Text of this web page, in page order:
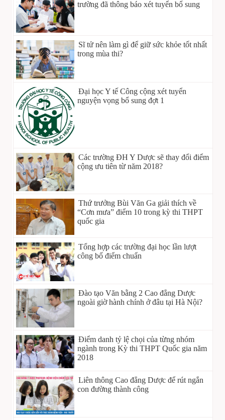
trường đã thông báo xét tuyển bổ sung
Sĩ tử nên làm gì để giữ sức khỏe tốt nhất
trong mùa thi?
Đại học Y tế Công cộng xét tuyển
nguyện vọng bổ sung đợt 1
Các trường ĐH Y Dược sẽ thay đổi điểm
cộng ưu tiên từ năm 2018?
Thứ trưởng Bùi Văn Ga giải thích về
“Cơn mưa” điểm 10 trong kỳ thi THPT
quốc gia
Tổng hợp các trường đại học lần lượt
công bố điểm chuẩn
Đào tạo Văn bằng 2 Cao đẳng Dược
ngoài giờ hành chính ở đâu tại Hà Nội?
Điểm danh tỷ lệ chọi của từng nhóm
ngành trong Kỳ thi THPT Quốc gia năm
2018
Liên thông Cao đẳng Dược để rút ngắn
con đường thành công